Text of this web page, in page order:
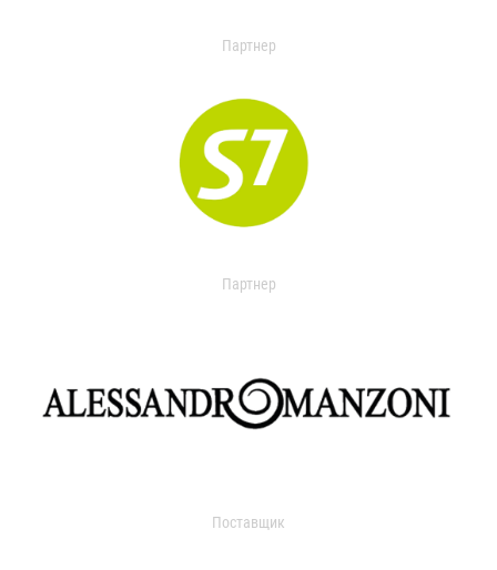
Партнер
Партнер
Поставщик